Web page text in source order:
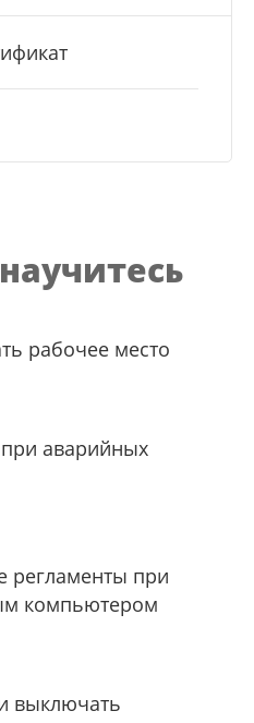
рабочее место
при аварийных
регламенты при
компьютером
выключать